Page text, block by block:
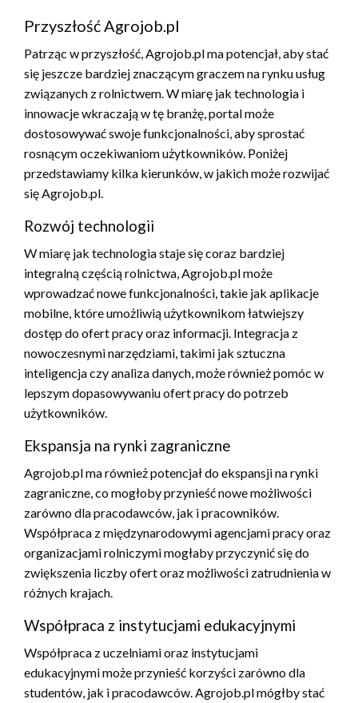
Przyszłość Agrojob.pl
Patrząc w przyszłość, Agrojob.pl ma potencjał, aby stać
się jeszcze bardziej znaczącym graczem na rynku usług
związanych z rolnictwem. W miarę jak technologia i
innowacje wkraczają w tę branżę, portal może
dostosowywać swoje funkcjonalności, aby sprostać
rosnącym oczekiwaniom użytkowników. Poniżej
przedstawiamy kilka kierunków, w jakich może rozwijać
się Agrojob.pl.
Rozwój technologii
W miarę jak technologia staje się coraz bardziej
integralną częścią rolnictwa, Agrojob.pl może
wprowadzać nowe funkcjonalności, takie jak aplikacje
mobilne, które umożliwią użytkownikom łatwiejszy
dostęp do ofert pracy oraz informacji. Integracja z
nowoczesnymi narzędziami, takimi jak sztuczna
inteligencja czy analiza danych, może również pomóc w
lepszym dopasowywaniu ofert pracy do potrzeb
użytkowników.
Ekspansja na rynki zagraniczne
Agrojob.pl ma również potencjał do ekspansji na rynki
zagraniczne, co mogłoby przynieść nowe możliwości
zarówno dla pracodawców, jak i pracowników.
Współpraca z międzynarodowymi agencjami pracy oraz
organizacjami rolniczymi mogłaby przyczynić się do
zwiększenia liczby ofert oraz możliwości zatrudnienia w
różnych krajach.
Współpraca z instytucjami edukacyjnymi
Współpraca z uczelniami oraz instytucjami
edukacyjnymi może przynieść korzyści zarówno dla
studentów, jak i pracodawców. Agrojob.pl mógłby stać